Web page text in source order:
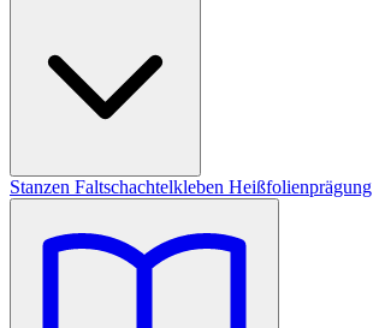
Stanzen Faltschachtelkleben Heißfolienprägung